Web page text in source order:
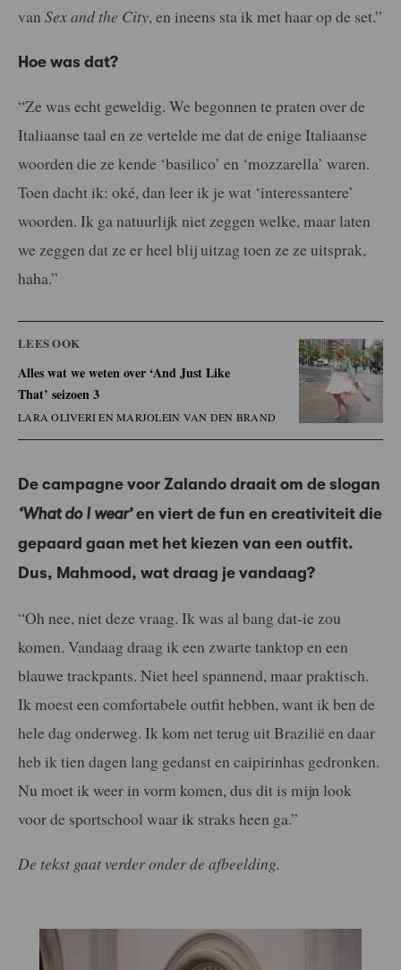
van Sex and the City, en ineens sta ik met haar op de set.”
Hoe was dat?
“Ze was echt geweldig. We begonnen te praten over de
Italiaanse taal en ze vertelde me dat de enige Italiaanse
woorden die ze kende ‘basilico’ en ‘mozzarella’ waren.
Toen dacht ik: oké, dan leer ik je wat ‘interessantere’
woorden. Ik ga natuurlijk niet zeggen welke, maar laten
we zeggen dat ze er heel blij uitzag toen ze ze uitsprak,
haha.”
LEES OOK
Alles wat we weten over ‘And Just Like
That’ seizoen 3
LARA OLIVERI EN MARJOLEIN VAN DEN BRAND
De campagne voor Zalando draait om de slogan
‘What do I wear’en viert de fun en creativiteit die
gepaard gaan met het kiezen van een outfit.
Dus, Mahmood, wat draag je vandaag?
“Oh nee, niet deze vraag. Ik was al bang dat-ie zou
komen. Vandaag draag ik een zwarte tanktop en een
blauwe trackpants. Niet heel spannend, maar praktisch.
Ik moest een comfortabele outfit hebben, want ik ben de
hele dag onderweg. Ik kom net terug uit Brazilië en daar
heb ik tien dagen lang gedanst en caipirinhas gedronken.
Nu moet ik weer in vorm komen, dus dit is mijn look
voor de sportschool waar ik straks heen ga.”
De tekst gaat verder onder de afbeelding.